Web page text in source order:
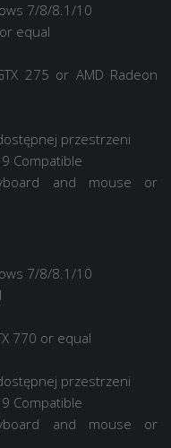
7/8/8.1/10
equal
275 or AMD Radeon
przestrzeni
Compatible
and mouse or
7/8/8.1/10
770 or equal
przestrzeni
Compatible
and mouse or